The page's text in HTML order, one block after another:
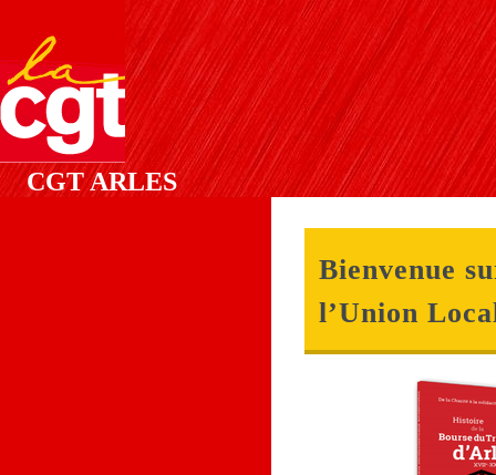
CGT ARLES
Bienvenue
l’Union